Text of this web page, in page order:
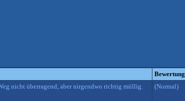
Bewertung
nicht überragend, aber nirgendwo richtig müllig.
(Normal)